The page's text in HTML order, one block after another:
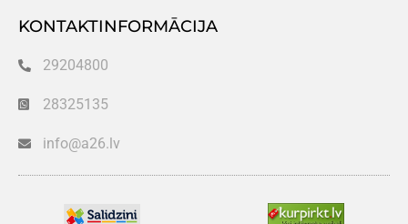
KONTAKTINFORMĀCIJA
29204800
28325135
info@a26.lv